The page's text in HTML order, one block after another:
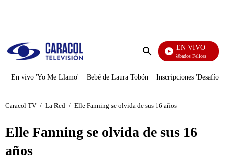
Enviar
EN VIVO
Sábados Felices
En vivo 'Yo Me Llamo' Bebé de Laura Tobón Inscripciones 'Desafío'
Caracol TV / La Red / Elle Fanning se olvida de sus 16 años
Elle Fanning se olvida de sus 16
años